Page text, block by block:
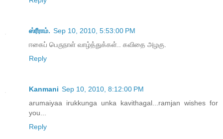
ஸ்ரீராம். Sep 10, 2010, 5:53:00 PM
ஈகைப் பெருநாள் வாழ்த்துக்கள்.. கவிதை அழகு.
Reply
Kanmani Sep 10, 2010, 8:12:00 PM
arumaiyaa irukkunga unka kavithagal...ramjan wishes for
you...
Reply